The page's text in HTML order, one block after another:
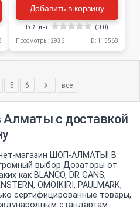
Добавить в корзину
Рейтинг: (0.0)
Просмотры: 2936 ID: 115568
5 6 все
Алматы с доставкой
магазин ШОП-АЛМАТЫ! В
выбор Дозаторы от
как BLANCO, DR GANS,
OMOIKIRI, PAULMARK,
сертифицированные товары,